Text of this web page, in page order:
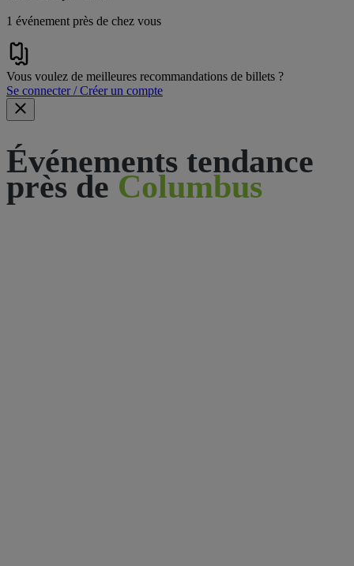
1 événement près de chez vous
Vous voulez de meilleures recommandations de billets ?
Se connecter / Créer un compte
Événements tendance
près de Columbus